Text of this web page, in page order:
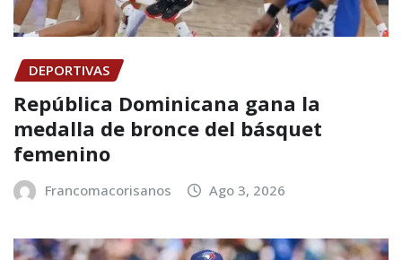
DEPORTIVAS
República Dominicana gana la
medalla de bronce del básquet
femenino
Francomacorisanos Ago 3, 2026